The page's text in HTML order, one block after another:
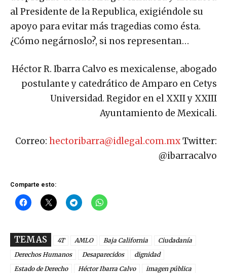
al Presidente de la Republica, exigiéndole su
apoyo para evitar más tragedias como ésta.
¿Cómo negárnoslo?, si nos representan…
Héctor R. Ibarra Calvo es mexicalense, abogado
postulante y catedrático de Amparo en Cetys
Universidad. Regidor en el XXII y XXIII
Ayuntamiento de Mexicali.
Correo: hectoribarra@idlegal.com.mx
Twitter:
@ibarracalvo
TEMAS